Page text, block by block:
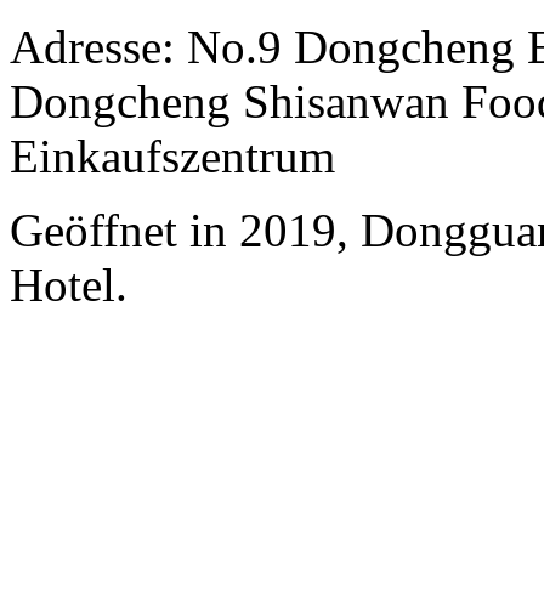
Adresse: No.9 Dongcheng
Dongcheng Shisanwan
Einkaufszentrum
Geöffnet in 2019,
Hotel.